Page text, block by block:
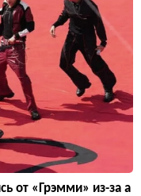
от «Грэмми» из-за а